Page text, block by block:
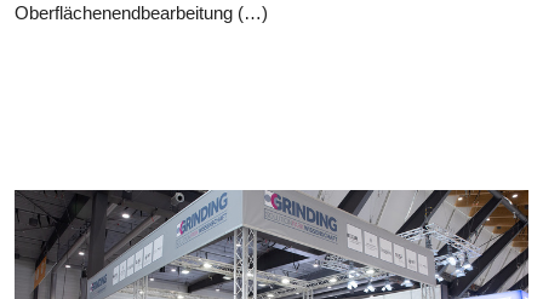
Oberflächenendbearbeitung (…)